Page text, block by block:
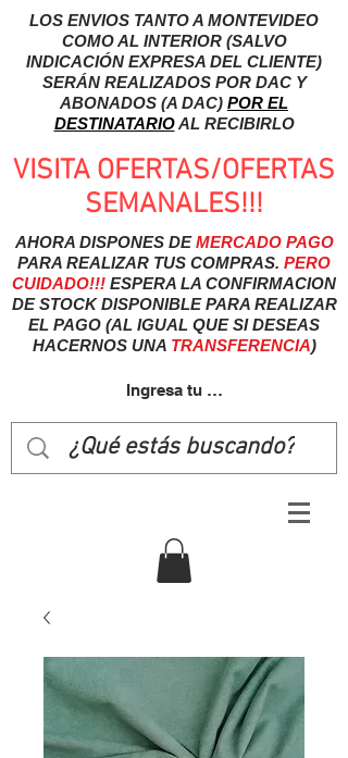
LOS ENVIOS TANTO A MONTEVIDEO
COMO AL INTERIOR (SALVO
INDICACIÓN EXPRESA DEL CLIENTE)
SERÁN REALIZADOS POR DAC Y
ABONADOS (A DAC) POR EL
DESTINATARIOAL RECIBIRLO
VISITA OFERTAS/OFERTAS
SEMANALES!!!
AHORA DISPONES DEMERCADO PAGO
PARA REALIZAR TUS COMPRAS. PERO
CUIDADO!!! ESPERA LA CONFIRMACION
DE STOCK DISPONIBLE PARA REALIZAR
EL PAGO (AL IGUAL QUE SI DESEAS
HACERNOS UNA TRANSFERENCIA)
Ingresa tu usuairo